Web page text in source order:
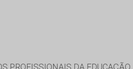
PROFISSIONAIS DA EDUCAÇÃO